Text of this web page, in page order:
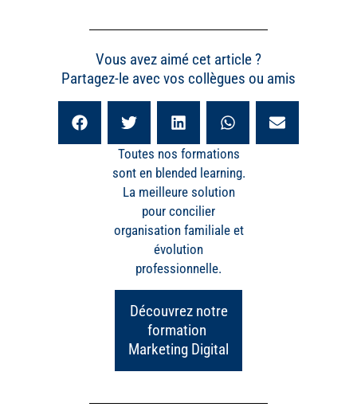
Vous avez aimé cet article ?
Partagez-le avec vos collègues ou amis
Toutes nos formations
sont en blended learning.
La meilleure solution
pour concilier
organisation familiale et
évolution
professionnelle.
Découvrez notre
formation
Marketing Digital